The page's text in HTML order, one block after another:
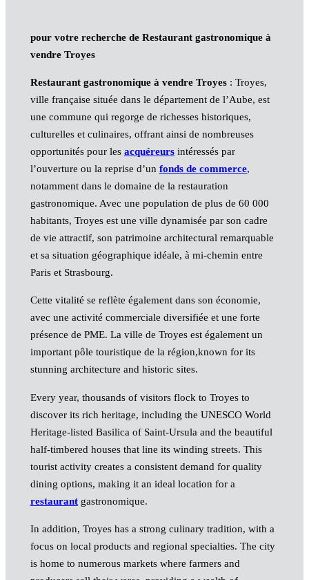
pour votre recherche de Restaurant gastronomique à
vendre Troyes
Restaurant gastronomique à vendre Troyes: Troyes,
ville française située dans le département de l’Aube, est
une commune qui regorge de richesses historiques,
culturelles et culinaires, offrant ainsi de nombreuses
opportunités pour les acquéreursintéressés par
l’ouverture ou la reprise d’un fonds de commerce,
notamment dans le domaine de la restauration
gastronomique. Avec une population de plus de 60 000
habitants, Troyes est une ville dynamisée par son cadre
de vie attractif, son patrimoine architectural remarquable
et sa situation géographique idéale, à mi-chemin entre
Paris et Strasbourg.
Cette vitalité se reflète également dans son économie,
avec une activité commerciale diversifiée et une forte
présence de PME. La ville de Troyes est également un
important pôle touristique de la région,known for its
stunning architecture and historic sites.
Every year, thousands of visitors flock to Troyes to
discover its rich heritage, including the UNESCO World
Heritage-listed Basilica of Saint-Ursula and the beautiful
half-timbered houses that line its winding streets. This
tourist activity creates a consistent demand for quality
dining options, making it an ideal location for a
restaurantgastronomique.
In addition, Troyes has a strong culinary tradition, with a
focus on local products and regional specialties. The city
is home to numerous markets where farmers and